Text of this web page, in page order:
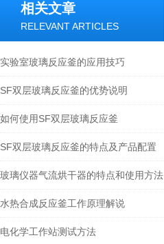
相关文章
RELEVANT ARTICLES
实验室玻璃反应釜的应用技巧
SF双层玻璃反应釜的优势说明
如何使用SF双层玻璃反应釜
SF双层玻璃反应釜的特点及产品配置
玻璃仪器气流烘干器的特点和使用方法
水热合成反应釜工作原理解说
电化学工作站测试方法